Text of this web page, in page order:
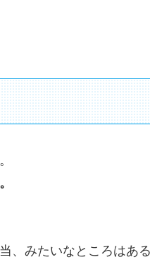
、みたいなところはある